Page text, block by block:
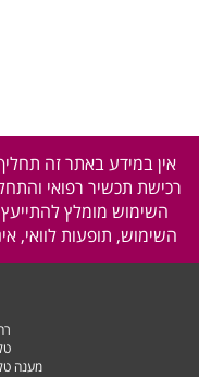
אין במידע באתר זה
רכישת תכשיר רפואי
השימוש מומלץ
השימוש, תופעות לוואי,
מענה טלפוני